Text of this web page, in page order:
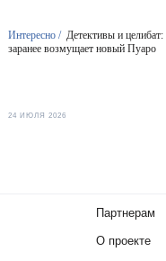
Интересно / Детективы и
заранее возмущает новый Пуаро
24 ИЮЛЯ 2026
Партнерам
О проекте